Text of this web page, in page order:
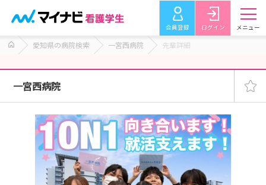
会員登録 ログイン メニュー
愛知県の病院検索 一宮西病院 先輩詳細
一宮西病院